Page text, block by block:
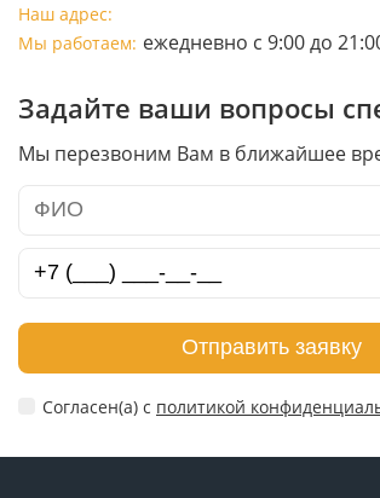
Наш адрес:
Мы работаем: ежедневно с 9:00 до
Задайте ваши вопросы
Мы перезвоним Вам в ближайшее
Отправить заявку
Согласен(а) c политикой